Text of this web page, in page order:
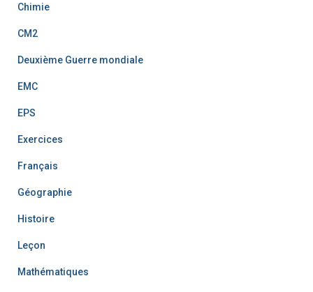
Chimie
CM2
Deuxième Guerre mondiale
EMC
EPS
Exercices
Français
Géographie
Histoire
Leçon
Mathématiques